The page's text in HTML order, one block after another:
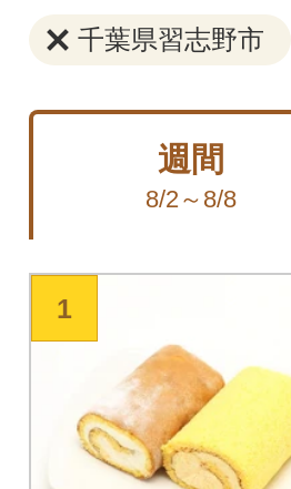
千葉県習志野市
週間
8/2～8/8
1